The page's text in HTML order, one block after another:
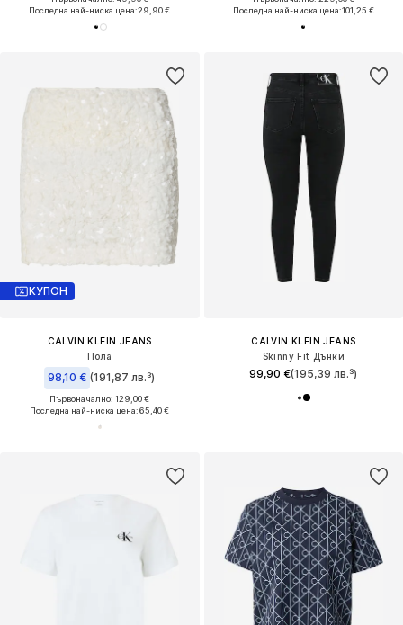
Последна най-ниска цена:29,90 €
Последна най-ниска цена:101,25 €
КУПОН
CALVIN KLEIN JEANS
Пола
98,10 € (191,87 лв.³)
Първоначално: 129,00 €
Последна най-ниска цена:65,40 €
CALVIN KLEIN JEANS
Skinny Fit Дънки
99,90 €(195,39 лв.³)